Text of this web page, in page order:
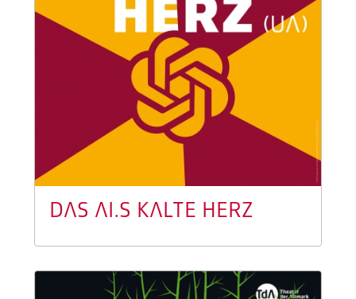
DAS AI.S KALTE HERZ